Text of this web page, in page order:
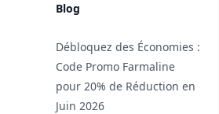
Blog
Débloquez des Économies :
Code Promo Farmaline
pour 20% de Réduction en
Juin 2026